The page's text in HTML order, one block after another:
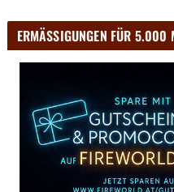
ERMÄSSIGUNGEN FÜR 5.000